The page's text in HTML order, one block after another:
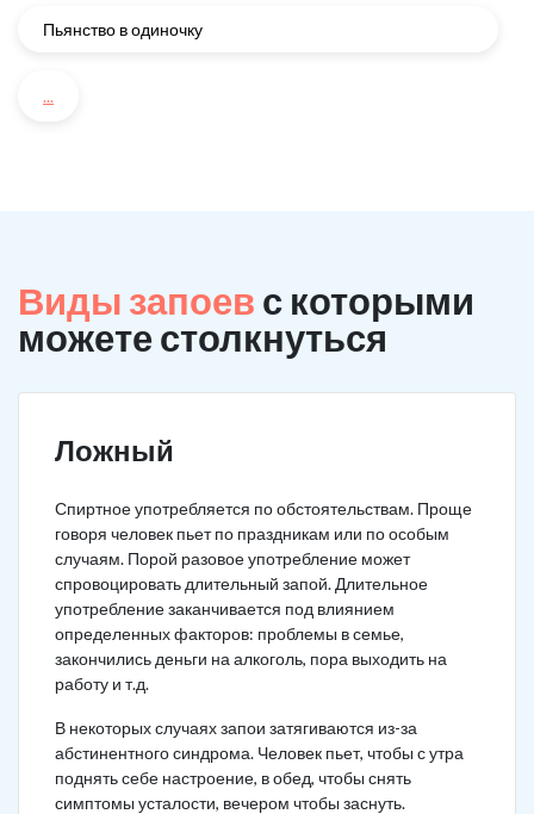
Пьянство в одиночку
...
Виды запоев с которыми
можете столкнуться
Ложный
Спиртное употребляется по обстоятельствам. Проще
говоря человек пьет по праздникам или по особым
случаям. Порой разовое употребление может
спровоцировать длительный запой. Длительное
употребление заканчивается под влиянием
определенных факторов: проблемы в семье,
закончились деньги на алкоголь, пора выходить на
работу и т.д.
В некоторых случаях запои затягиваются из-за
абстинентного синдрома. Человек пьет, чтобы с утра
поднять себе настроение, в обед, чтобы снять
симптомы усталости, вечером чтобы заснуть.